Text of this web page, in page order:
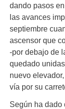
dando pasos
las avances
septiembre
ascensor que
-por debajo de
quedado
nuevo
vía por su
Según ha dado